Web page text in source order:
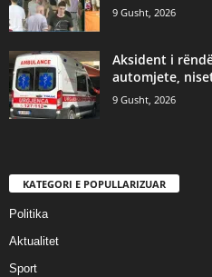
9 Gusht, 2026
Aksident i
automjete,
9 Gusht, 2026
KATEGORI E POPULLARIZUAR
Politika
Aktualitet
Sport